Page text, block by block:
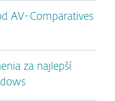
AV-Comparatives
za najlepší